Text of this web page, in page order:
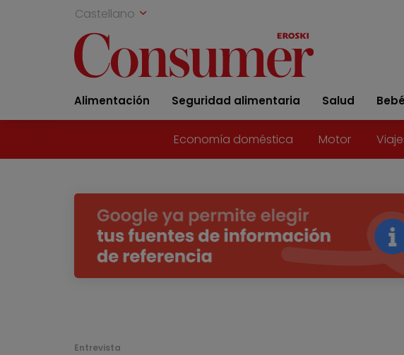
Castellano
Alimentación Seguridad alimentaria Salud
Economía doméstica Motor
Entrevista